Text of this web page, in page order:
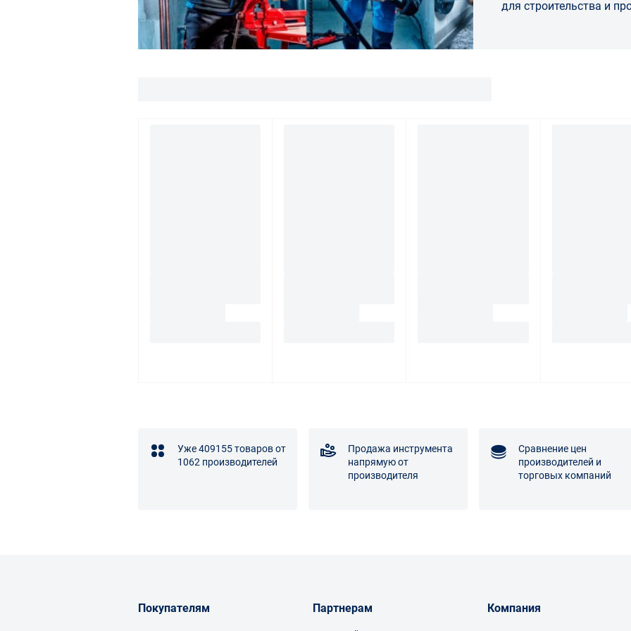
для строительства и
Уже 409155 товаров от
1062 производителей
Продажа инструмента
напрямую от
производителя
Сравнение цен
производителей и
торговых компаний
Покупателям Партнерам Компания